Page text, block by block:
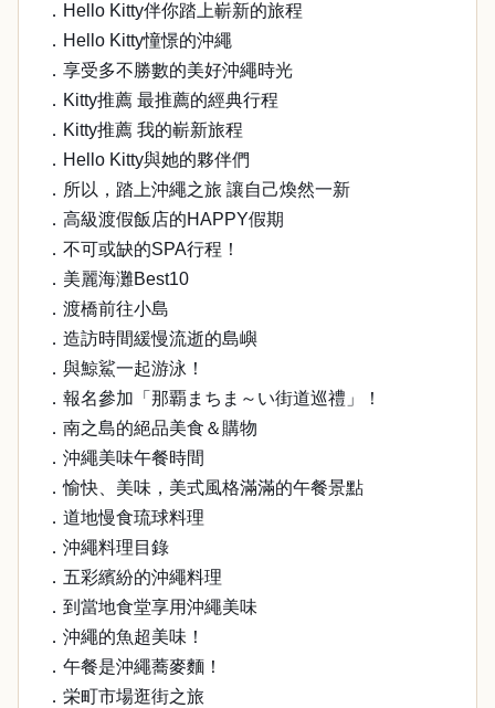
．Hello Kitty伴你踏上嶄新的旅程
．Hello Kitty憧憬的沖繩
．享受多不勝數的美好沖繩時光
．Kitty推薦 最推薦的經典行程
．Kitty推薦 我的嶄新旅程
．Hello Kitty與她的夥伴們
．所以，踏上沖繩之旅 讓自己煥然一新
．高級渡假飯店的HAPPY假期
．不可或缺的SPA行程！
．美麗海灘Best10
．渡橋前往小島
．造訪時間緩慢流逝的島嶼
．與鯨鯊一起游泳！
．報名參加「那覇まちま～い街道巡禮」！
．南之島的絕品美食＆購物
．沖繩美味午餐時間
．愉快、美味，美式風格滿滿的午餐景點
．道地慢食琉球料理
．沖繩料理目錄
．五彩繽紛的沖繩料理
．到當地食堂享用沖繩美味
．沖繩的魚超美味！
．午餐是沖繩蕎麥麵！
．栄町市場逛街之旅